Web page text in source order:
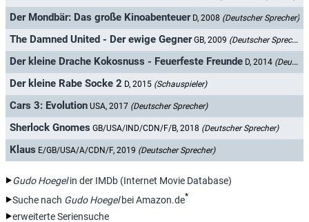
Der Mondbär: Das große Kinoabenteuer D, 2008 (Deutscher Sprecher)
The Damned United - Der ewige Gegner GB, 2009 (Deutscher Sprecher)
Der kleine Drache Kokosnuss - Feuerfeste Freunde D, 2014 (Deutscher Sprecher)
Der kleine Rabe Socke 2 D, 2015 (Schauspieler)
Cars 3: Evolution USA, 2017 (Deutscher Sprecher)
Sherlock Gnomes GB/USA/IND/CDN/F/B, 2018 (Deutscher Sprecher)
Klaus E/GB/USA/A/CDN/F, 2019 (Deutscher Sprecher)
Gudo Hoegelin der IMDb (Internet Movie Database)
Suche nach Gudo Hoegelbei Amazon.de*
erweiterte Seriensuche